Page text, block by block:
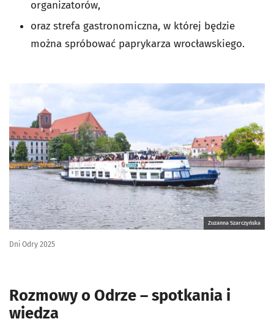
organizatorów,
oraz strefa gastronomiczna, w której będzie
można spróbować paprykarza wrocławskiego.
Zuzanna Szarczyńska
Dni Odry 2025
Rozmowy o Odrze – spotkania i
wiedza